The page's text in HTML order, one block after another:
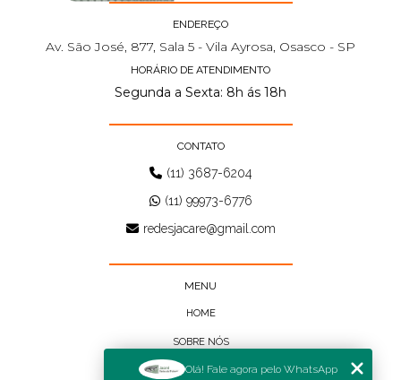
ENDEREÇO
Av. São José, 877, Sala 5 - Vila Ayrosa, Osasco - SP
HORÁRIO DE ATENDIMENTO
Segunda a Sexta: 8h ás 18h
CONTATO
(11) 3687-6204
(11) 99973-6776
redesjacare@gmail.com
MENU
HOME
SOBRE NÓS
BLOG
Olá! Fale agora pelo WhatsApp